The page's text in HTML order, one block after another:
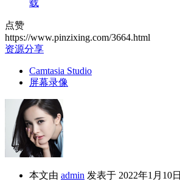
载
点赞
https://www.pinzixing.com/3664.html
资源分享
Camtasia Studio
屏幕录像
本文由 admin 发表于 2022年1月10日